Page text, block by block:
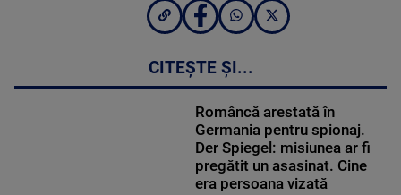
CITEȘTE ȘI...
Româncă arestată în
Germania pentru spionaj.
Der Spiegel: misiunea ar fi
pregătit un asasinat. Cine
era persoana vizată